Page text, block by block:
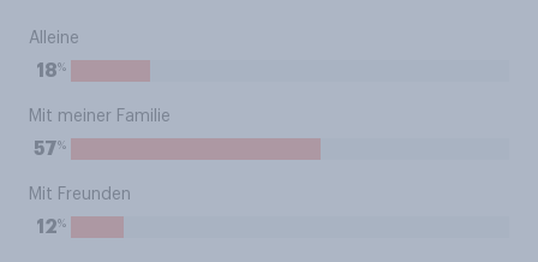
Alleine
18%
Mit meiner Familie
57%
Mit Freunden
12%